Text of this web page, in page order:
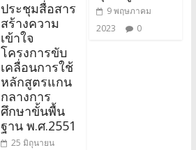
ประชุมสื่อสาร
สร้างความ
เข้าใจ
โครงการขับ
เคลื่อนการใช้
หลักสูตรแกน
กลางการ
ศึกษาขั้นพื้น
ฐาน พ.ศ.2551
25 มิถุนายน
9 พฤษภาคม
2023
0